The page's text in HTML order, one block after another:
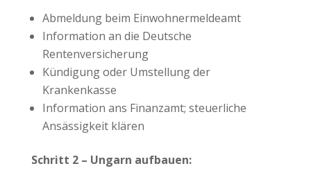
Abmeldung beim Einwohnermeldeamt
Information an die Deutsche
Rentenversicherung
Kündigung oder Umstellung der
Krankenkasse
Information ans Finanzamt; steuerliche
Ansässigkeit klären
Schritt 2 – Ungarn aufbauen: